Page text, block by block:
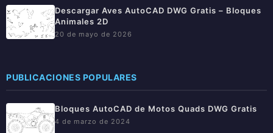
Descargar Aves AutoCAD DWG Gratis – Bloques
Animales 2D
20 de mayo de 2026
PUBLICACIONES POPULARES
Bloques AutoCAD de Motos Quads DWG Gratis
4 de marzo de 2024